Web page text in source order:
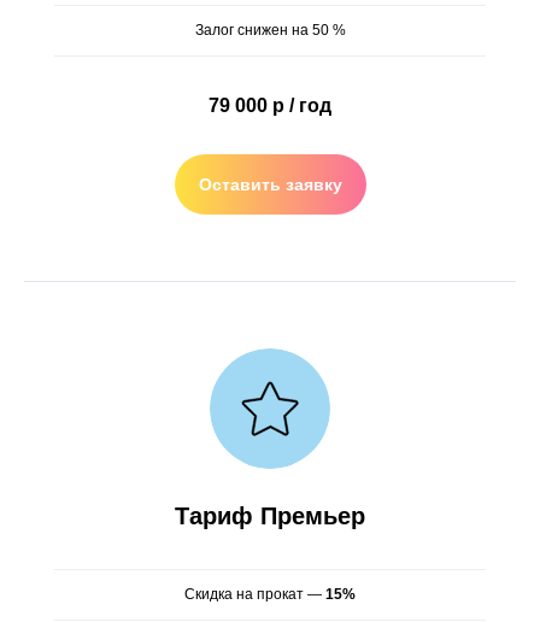
Залог снижен на 50 %
79 000 р / год
Оставить заявку
Тариф Премьер
Скидка на прокат — 15%